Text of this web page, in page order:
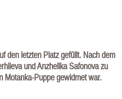
den letzten Platz gefüllt. Nach dem
und Anzhelika Safonova zu
Motanka-Puppe gewidmet war.